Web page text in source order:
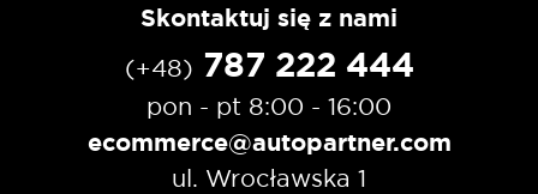
Skontaktuj się z nami
(+48) 787 222 444
pon - pt 8:00 - 16:00
ecommerce@autopartner.com
ul. Wrocławska 1